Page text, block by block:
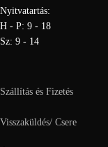
Nyitvatartás:
H - P: 9 - 18
Sz: 9 - 14
Szállítás és Fizetés
Visszaküldés/ Csere